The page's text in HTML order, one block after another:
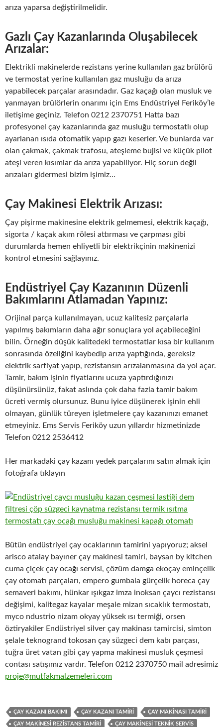
arıza yaparsa değiştirilmelidir.
Gazlı Çay Kazanlarında Oluşabilecek
Arızalar:
Elektrikli makinelerde rezistans yerine kullanılan gaz brülörü
ve termostat yerine kullanılan gaz musluğu da arıza
yapabilecek parçalar arasındadır. Gaz kaçağı olan musluk ve
yanmayan brülörlerin onarımı için Ems Endüstriyel Feriköy’le
iletişime geçiniz. Telefon 0212 2370751 Hatta bazı
profesyonel çay kazanlarında gaz musluğu termostatlı olup
ayarlanan ısıda otomatik yapıp gazı keserler. Ve bunlarda var
olan çakmak, çakmak trafosu, ateşleme bujisi ve küçük pilot
ateşi veren kısımlar da arıza yapabiliyor. Hiç sorun değil
arızaları gidermesi bizim işimiz…
Çay Makinesi Elektrik Arızası:
Çay pişirme makinesine elektrik gelmemesi, elektrik kaçağı,
sigorta / kaçak akım rölesi attırması ve çarpması gibi
durumlarda hemen ehliyetli bir elektrikçinin makinenizi
kontrol etmesini sağlayınız.
Endüstriyel Çay Kazanının Düzenli
Bakımlarını Atlamadan Yapınız:
Orijinal parça kullanılmayan, ucuz kalitesiz parçalarla
yapılmış bakımların daha ağır sonuçlara yol açabileceğini
bilin. Örneğin düşük kalitedeki termostatlar kısa bir kullanım
sonrasında özellğini kaybedip arıza yaptığında, gereksiz
elektrik sarfiyat yapıp, rezistansın arızalanmasına da yol açar.
Tamir, bakım işinin fiyatlarını ucuza yaptırdığınızı
düşünürsünüz, fakat aslında çok daha fazla tamir bakım
ücreti vermiş olursunuz. Bunu iyice düşünerek işinin ehli
olmayan, günlük türeyen işletmelere çay kazanınızı emanet
etmeyiniz. Ems Servis Feriköy uzun yıllardır hizmetinizde
Telefon 0212 2536412
Her markadaki çay kazanı yedek parçalarını satın almak için
fotoğrafa tıklayın
Bütün endüstriyel çay ocaklarının tamirini yapıyoruz; aksel
arisco atalay bayıner çay makinesi tamiri, baysan by kitchen
cuma çiçek çay ocağı servisi, çözüm damga ekoçay eminçelik
çay otomatı parçaları, empero gumbala gürçelik horeca çay
semaveri bakımı, hünkar ışıkgaz imza inoksan çaycı rezistansı
değişimi, kalitegaz kayalar meşale mizan sıcaklık termostatı,
myco ndustrio nizam okyay yüksek ısı termiği, orsen
öztiryakiler Endüstriyel silver çay makinası tamircisi, simton
şelale teknogrand tokosan çay süzgeci dem kabı parçası,
tuğra üret vatan gibi çay yapma makinesi musluk çeşmesi
contası satışımız vardır. Telefon 0212 2370750 mail adresimiz
proje@mutfakmalzemeleri.com
ÇAY KAZANI BAKIMI ÇAY KAZANI TAMIRI ÇAY MAKINASI TAMIRI
ÇAY MAKINESI REZISTANS TAMIRI ÇAY MAKINESI TEKNIK SERVIS